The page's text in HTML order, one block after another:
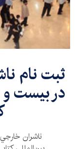
ثبت نام
در بیست و
ناشران خارجي